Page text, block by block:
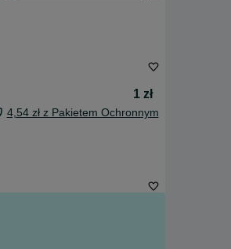
1 zł
4,54 zł z Pakietem Ochronnym